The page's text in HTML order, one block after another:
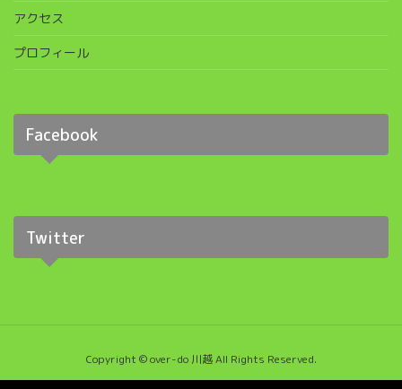
アクセス
プロフィール
Facebook
Twitter
Copyright © over-do 川越 All Rights Reserved.